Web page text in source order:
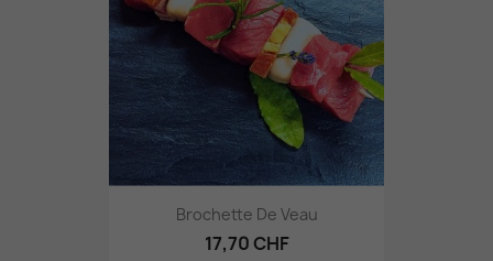
Brochette De Veau
17,70 CHF